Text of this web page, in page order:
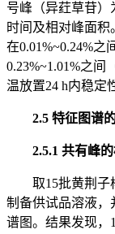
号峰（异荭草苷）
时间及相对峰面
在0.01%~0.24%之
0.23%~1.01%之间
温放置24 h内稳定
2.5 特征图谱
2.5.1 共有峰
取15批黄荆子
制备供试品溶液，
谱图。结果发现，